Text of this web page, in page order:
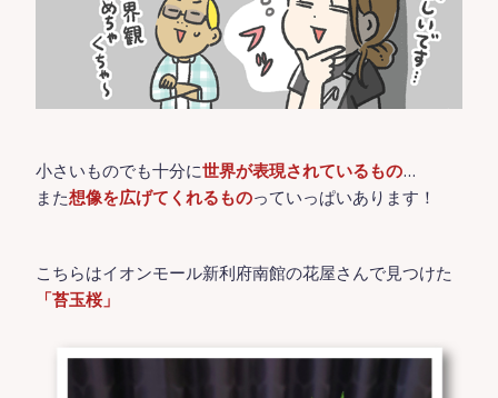
小さいものでも十分に世界が表現されているもの…
また想像を広げてくれるものっていっぱいあります！
こちらはイオンモール新利府南館の花屋さんで見つけた
「苔玉桜」